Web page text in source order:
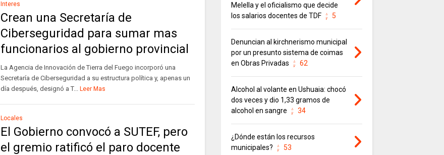
Interes
Crean una Secretaría de
Ciberseguridad para sumar mas
funcionarios al gobierno provincial
La Agencia de Innovación de Tierra del Fuego incorporó una
Secretaría de Ciberseguridad a su estructura política y, apenas un
día después, designó a T... Leer Mas
Locales
El Gobierno convocó a SUTEF, pero
el gremio ratificó el paro docente
Melella y el oficialismo que decide
los salarios docentes de TDF
5
Denuncian al kirchnerismo municipal
por un presunto sistema de coimas
en Obras Privadas
62
Alcohol al volante en Ushuaia: chocó
dos veces y dio 1,33 gramos de
alcohol en sangre
34
¿Dónde están los recursos
municipales?
53